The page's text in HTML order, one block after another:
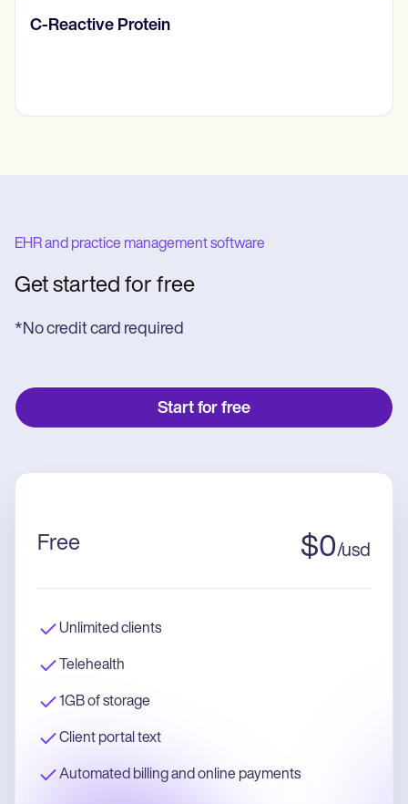
Diario de pensamientos
EHR and practice management software
Get started for free
*No credit card required
Start for free
Free $0/usd
Unlimited clients
Telehealth
1GB of storage
Client portal text
Automated billing and online payments